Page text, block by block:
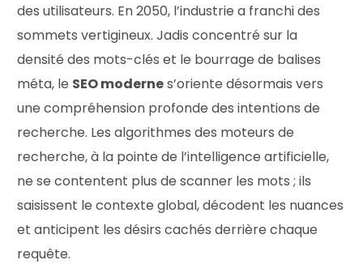
des utilisateurs. En 2050, l’industrie a franchi des
sommets vertigineux. Jadis concentré sur la
densité des mots-clés et le bourrage de balises
méta, le SEO modernes’oriente désormais vers
une compréhension profonde des intentions de
recherche. Les algorithmes des moteurs de
recherche, à la pointe de l’intelligence artificielle,
ne se contentent plus de scanner les mots ; ils
saisissent le contexte global, décodent les nuances
et anticipent les désirs cachés derrière chaque
requête.